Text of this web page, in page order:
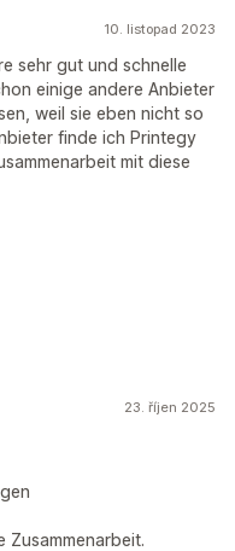
10. listopad 2023
sehr gut und schnelle
einige andere Anbieter
weil sie eben nicht so
finde ich Printegy
mit diese
23. říjen 2025